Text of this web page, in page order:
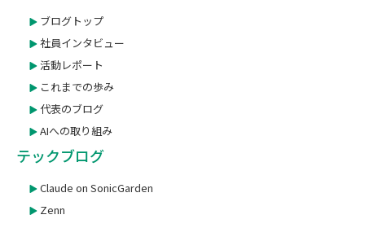
ブログトップ
社員インタビュー
活動レポート
これまでの歩み
代表のブログ
AIへの取り組み
テックブログ
Claude on SonicGarden
Zenn